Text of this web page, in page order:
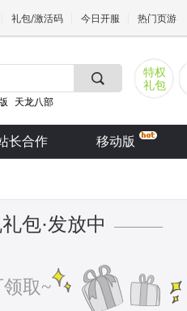
礼包/激活码 今日开服 热门页游
王权与自
天龙八部
特权
礼包
长合作 移动版
包·发放中 ———
取~